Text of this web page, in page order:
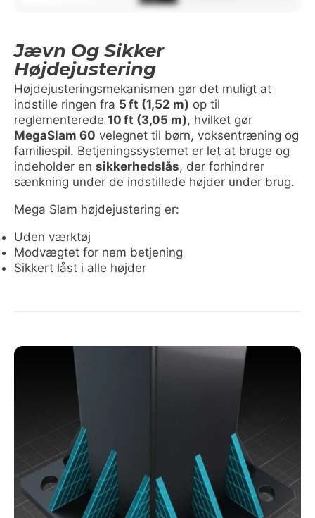
Jævn Og Sikker
Højdejustering
Højdejusteringsmekanismen gør det muligt at
indstille ringen fra 5 ft (1,52 m) op til
reglementerede 10 ft (3,05 m), hvilket gør
MegaSlam 60 velegnet til børn, voksen­træning og
familiespil. Betjeningssystemet er let at bruge og
indeholder en sikkerhedslås, der forhindrer
sænkning under de indstillede højder under brug.
Mega Slam højdejustering er:
Uden værktøj
Modvægtet for nem betjening
Sikkert låst i alle højder